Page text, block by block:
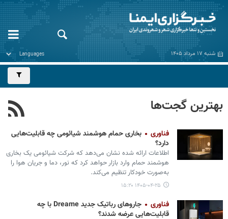
شنبه ۱۷ مرداد ۱۴۰۵
بهترین گجت‌ها
فناوری
بخاری حمام هوشمند شیائومی چه قابلیت‌هایی
دارد؟
اطلاعات ارائه شده نشان می‌دهد که شرکت شیائومی یک بخاری
هوشمند حمام وارد بازار حواهد کرد که نور، دما و جریان هوا را
به‌صورت خودکار تنظیم می‌کند.
۱۴۰۵-۰۴-۲۵ ۱۵:۲۰
فناوری
جاروهای رباتیک جدید Dreame با چه
قابلیت‌هایی عرضه شدند؟